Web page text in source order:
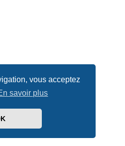
vous acceptez
savoir plus